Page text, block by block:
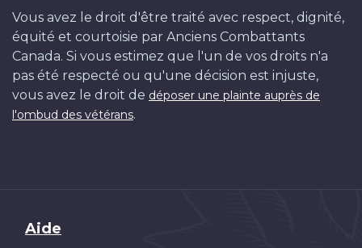
Vous avez le droit d'être traité avec respect, dignité,
équité et courtoisie par Anciens Combattants
Canada. Si vous estimez que l'un de vos droits n'a
pas été respecté ou qu'une décision est injuste,
vous avez le droit de déposer une plainte auprès de
l'ombud des vétérans.
Brand
Aide